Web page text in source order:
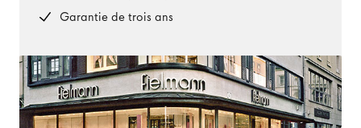
Garantie de trois ans